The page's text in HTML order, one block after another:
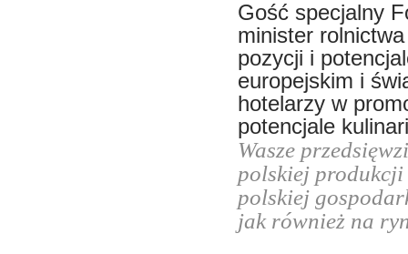
Gość specjalny
minister
pozycji i
europejskim i
hotelarzy w
potencjale
Wasze
polskiej produkcji
polskiej
jak również na